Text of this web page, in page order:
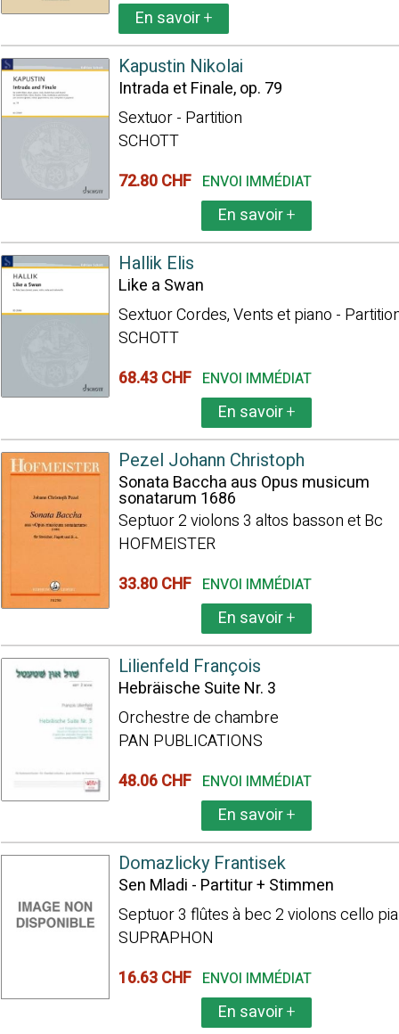
En savoir+
Kapustin Nikolai
Intrada et Finale, op. 79
Sextuor - Partition
SCHOTT
72.80 CHF ENVOI IMMÉDIAT
En savoir+
Hallik Elis
Like a Swan
Sextuor Cordes, Vents et piano -
SCHOTT
68.43 CHF ENVOI IMMÉDIAT
En savoir+
Pezel Johann Christoph
Sonata Baccha aus Opus musicum
sonatarum 1686
Septuor 2 violons 3 altos basson et Bc
HOFMEISTER
33.80 CHF ENVOI IMMÉDIAT
En savoir+
Lilienfeld François
Hebräische Suite Nr. 3
Orchestre de chambre
PAN PUBLICATIONS
48.06 CHF ENVOI IMMÉDIAT
En savoir+
Domazlicky Frantisek
Sen Mladi - Partitur + Stimmen
Septuor 3 flûtes à bec 2 violons cello
SUPRAPHON
16.63 CHF ENVOI IMMÉDIAT
En savoir+